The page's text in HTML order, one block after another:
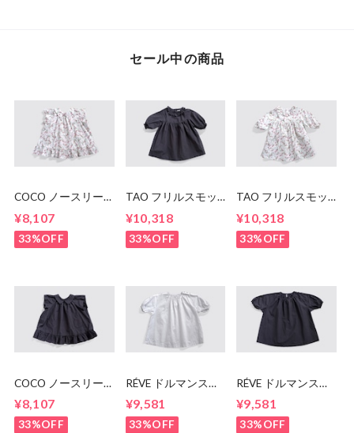
セール中の商品
COCO ノースリー
¥8,107
33%OFF
TAO フリルスモッ
¥10,318
33%OFF
TAO フリルスモッ
¥10,318
33%OFF
COCO ノースリー
¥8,107
33%OFF
RÉVE ドルマンスリ
¥9,581
33%OFF
RÉVE ドルマンスリ
¥9,581
33%OFF